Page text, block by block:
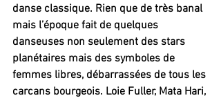
danse classique. Rien que de très banal
mais l’époque fait de quelques
danseuses non seulement des stars
planétaires mais des symboles de
femmes libres, débarrassées de tous les
carcans bourgeois. Loie Fuller, Mata Hari,